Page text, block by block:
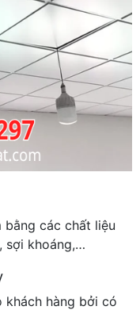
các chất liệu
sợi khoáng,…
khách hàng bởi có